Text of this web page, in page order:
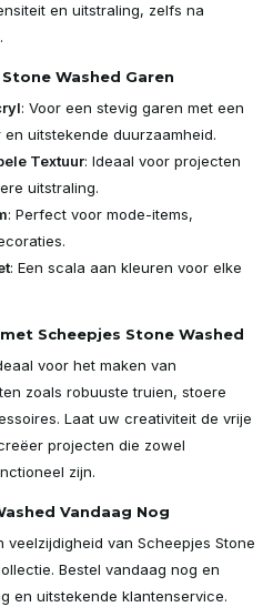
en uitstraling, zelfs na
Washed Garen
: Voor een stevig garen met een
uitstekende duurzaamheid.
Textuur: Ideaal voor projecten
uitstraling.
: Perfect voor mode-items,
: Een scala aan kleuren voor elke
Scheepjes Stone Washed
voor het maken van
zoals robuuste truien, stoere
Laat uw creativiteit de vrije
projecten die zowel
zijn.
Vandaag Nog
van Scheepjes Stone
Bestel vandaag nog en
en uitstekende klantenservice.